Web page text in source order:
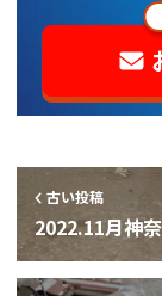
古い投稿
2022.11月神